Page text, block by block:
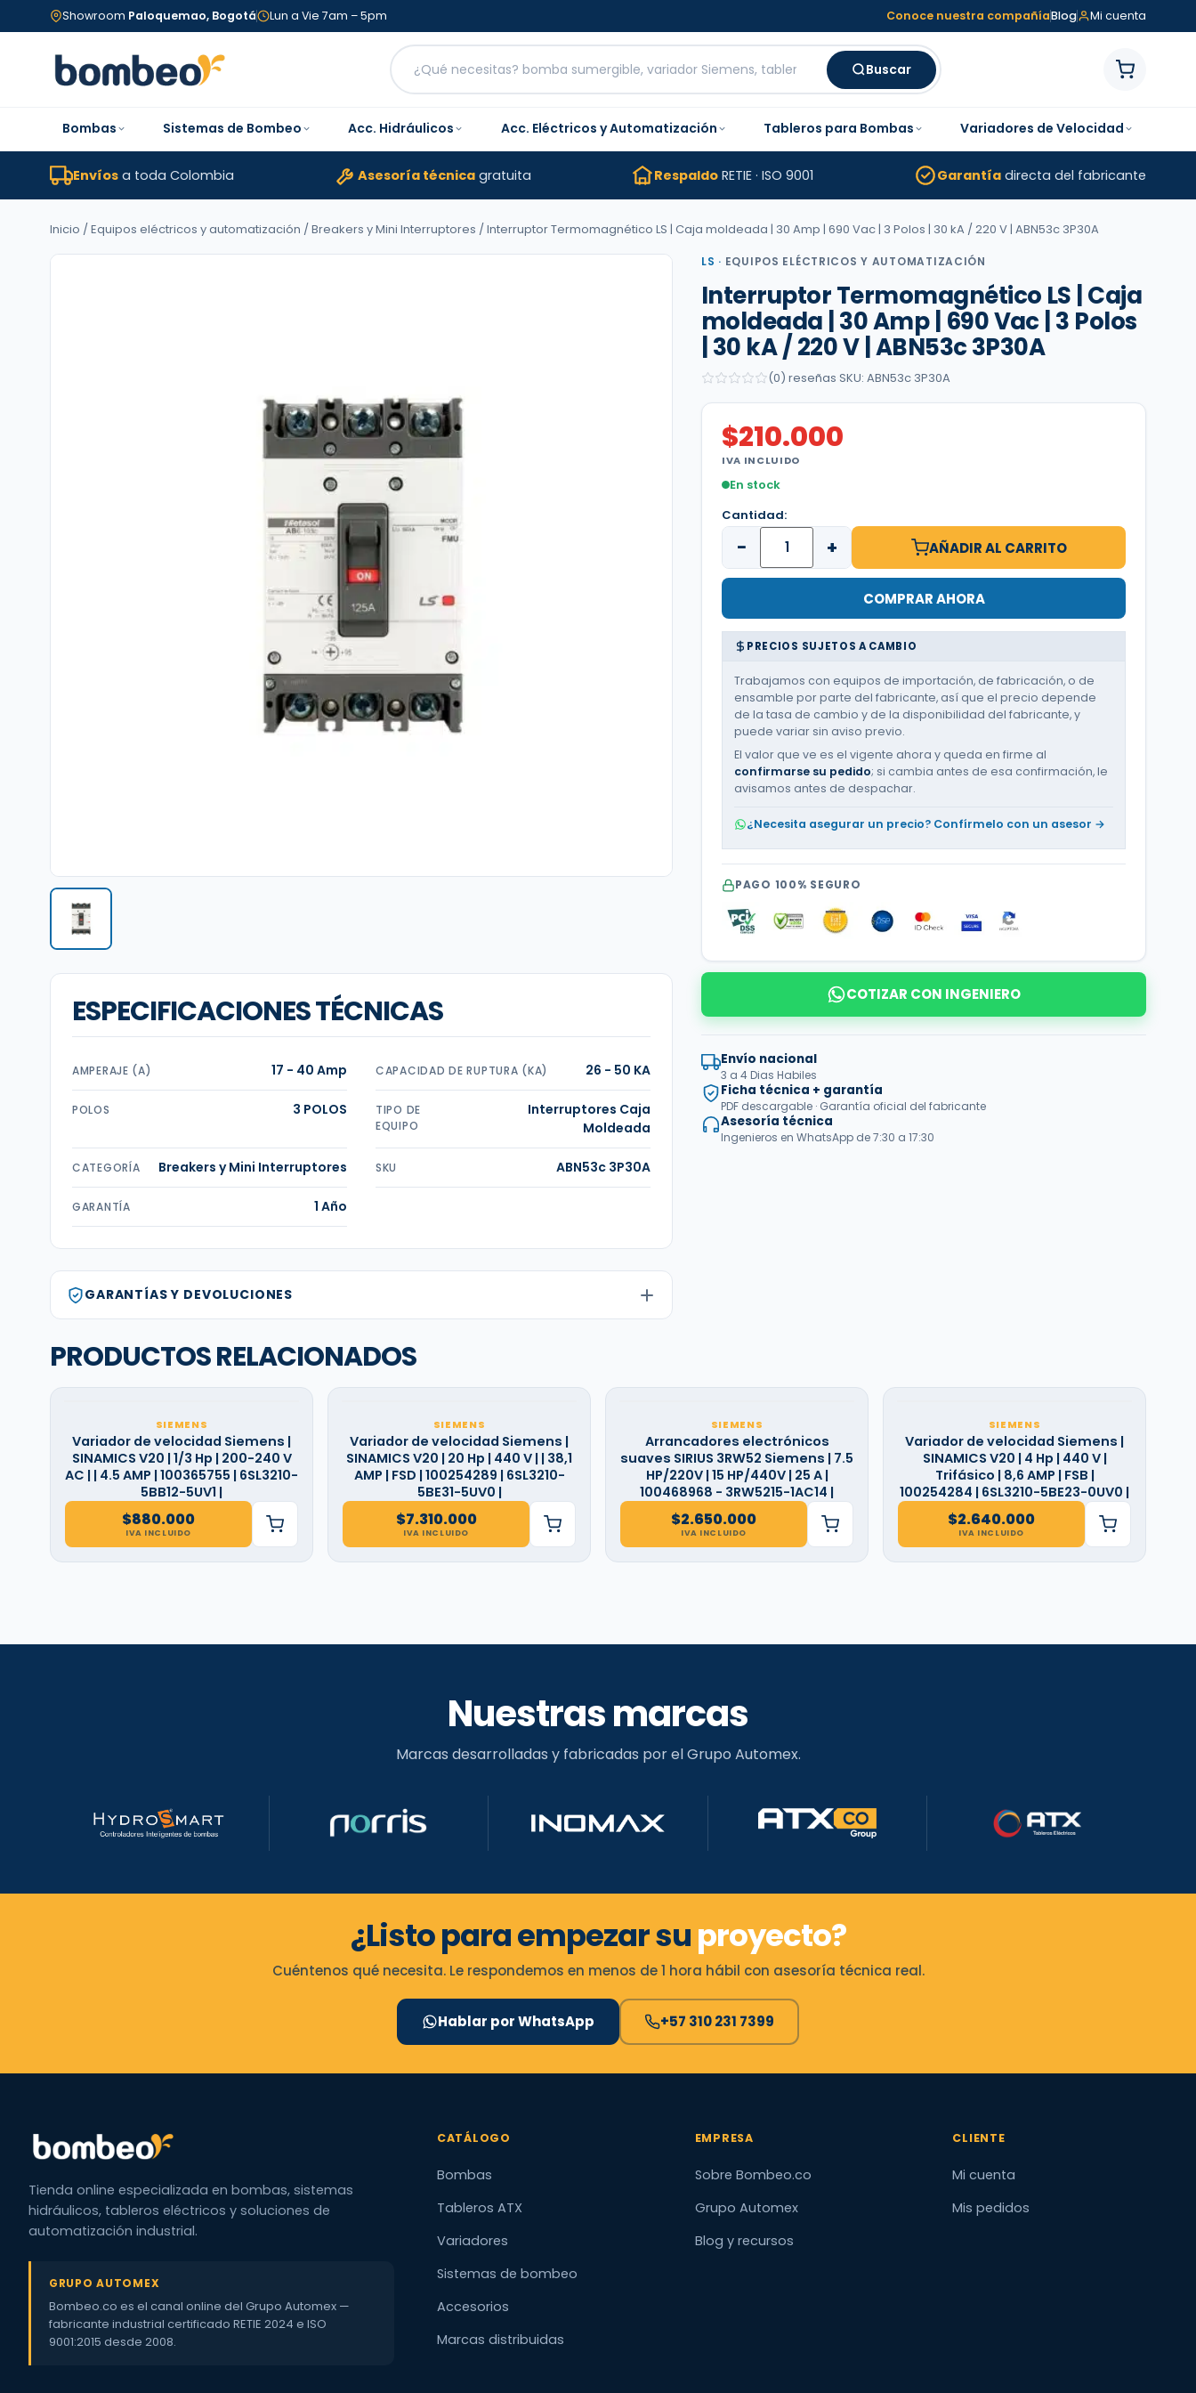
Showroom Paloquemao, Bogotá Lun a Vie 7am – 5pm Conoce nuestra compañíaBlog Mi cuenta
Buscar
Bombas Sistemas de Bombeo Acc. Hidráulicos Acc. Eléctricos y Automatización Tableros para Bombas Variadores de Velocidad
Envíos a toda Colombia Asesoría técnicagratuita Respaldo RETIE · ISO 9001 Garantíadirecta del fabricante
Inicio /Equipos eléctricos y automatización /Breakers y Mini Interruptores / Interruptor Termomagnético LS | Caja moldeada | 30 Amp | 690 Vac | 3 Polos | 30 kA / 220 V | ABN53c 3P30A
LS · EQUIPOS ELÉCTRICOS Y AUTOMATIZACIÓN
Interruptor Termomagnético LS | Caja
moldeada | 30 Amp | 690 Vac | 3 Polos
| 30 kA / 220 V | ABN53c 3P30A
(0) reseñas SKU: ABN53c 3P30A
$210.000
IVA INCLUIDO
En stock
Cantidad:
− + AÑADIR AL CARRITO
COMPRAR AHORA
PRECIOS SUJETOS A CAMBIO
Trabajamos con equipos de importación, de fabricación, o de
ensamble por parte del fabricante, así que el precio depende
de la tasa de cambio y de la disponibilidad del fabricante, y
puede variar sin aviso previo.
El valor que ve es el vigente ahora y queda en firme al
confirmarse su pedido; si cambia antes de esa confirmación, le
avisamos antes de despachar.
¿Necesita asegurar un precio? Confírmelo con un asesor →
PAGO 100% SEGURO
COTIZAR CON INGENIERO
Envío nacional
3 a 4 Dias Habiles
Ficha técnica + garantía
PDF descargable · Garantía oficial del fabricante
Asesoría técnica
Ingenieros en WhatsApp de 7:30 a 17:30
ESPECIFICACIONES TÉCNICAS
AMPERAJE (A) 17 - 40 Amp CAPACIDAD DE RUPTURA (KA) 26 - 50 KA
POLOS 3 POLOS
TIPO DE
EQUIPO
Interruptores Caja
Moldeada
CATEGORÍA Breakers y Mini Interruptores SKU ABN53c 3P30A
GARANTÍA 1 Año
GARANTÍAS Y DEVOLUCIONES
PRODUCTOS RELACIONADOS
SIEMENS
Variador de velocidad Siemens |
SINAMICS V20 | 1/3 Hp | 200-240 V
AC | | 4.5 AMP | 100365755 | 6SL3210-
5BB12-5UV1 |
$880.000
IVA INCLUIDO
SIEMENS
Variador de velocidad Siemens |
SINAMICS V20 | 20 Hp | 440 V | | 38,1
AMP | FSD | 100254289 | 6SL3210-
5BE31-5UV0 |
$7.310.000
IVA INCLUIDO
SIEMENS
Arrancadores electrónicos
suaves SIRIUS 3RW52 Siemens | 7.5
HP/220V | 15 HP/440V | 25 A |
100468968 - 3RW5215-1AC14 |
$2.650.000
IVA INCLUIDO
SIEMENS
Variador de velocidad Siemens |
SINAMICS V20 | 4 Hp | 440 V |
Trifásico | 8,6 AMP | FSB |
100254284 | 6SL3210-5BE23-0UV0 |
$2.640.000
IVA INCLUIDO
Nuestras marcas
Marcas desarrolladas y fabricadas por el Grupo Automex.
¿Listo para empezar suproyecto?
Cuéntenos qué necesita. Le respondemos en menos de 1 hora hábil con asesoría técnica real.
Hablar por WhatsApp +57 310 231 7399
Tienda online especializada en bombas, sistemas
hidráulicos, tableros eléctricos y soluciones de
automatización industrial.
GRUPO AUTOMEX
Bombeo.co es el canal online del Grupo Automex —
fabricante industrial certificado RETIE 2024 e ISO
9001:2015 desde 2008.
CATÁLOGO
Bombas
Tableros ATX
Variadores
Sistemas de bombeo
Accesorios
Marcas distribuidas
EMPRESA
Sobre Bombeo.co
Grupo Automex
Blog y recursos
CLIENTE
Mi cuenta
Mis pedidos